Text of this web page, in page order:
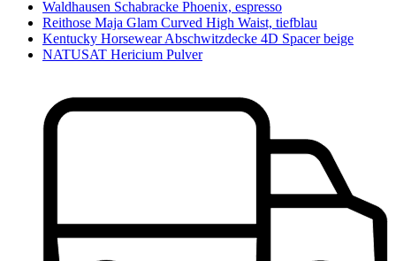
Waldhausen Schabracke Phoenix, espresso
Reithose Maja Glam Curved High Waist, tiefblau
Kentucky Horsewear Abschwitzdecke 4D Spacer beige
NATUSAT Hericium Pulver